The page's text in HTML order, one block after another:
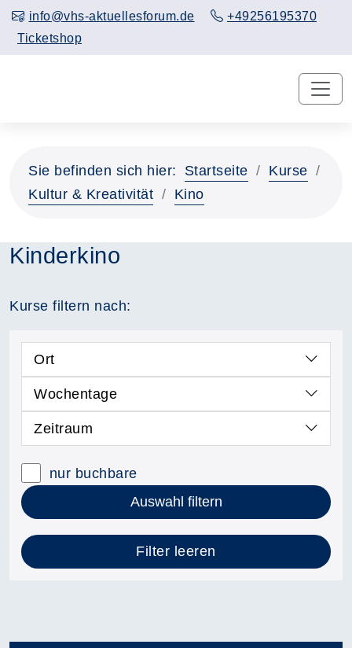
info@vhs-aktuellesforum.de
+49256195370
Ticketshop
Sie befinden sich hier: Startseite
Kurse
Kultur & Kreativität
Kino
Kinderkino
Kurse filtern nach:
Ort
Wochentage
Zeitraum
nur buchbare
Auswahl filtern
Filter leeren